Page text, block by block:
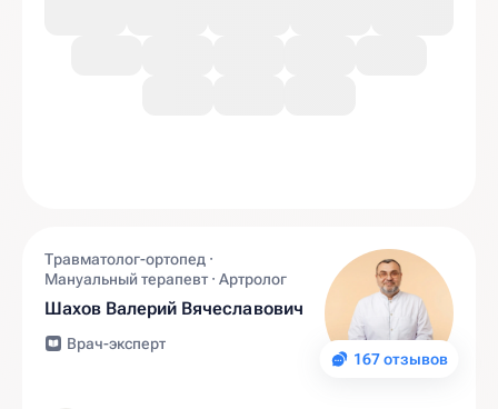
167 отзывов
Травматолог-ортопед ·
Мануальный терапевт · Артролог
Шахов Валерий Вячеславович
Врач-эксперт